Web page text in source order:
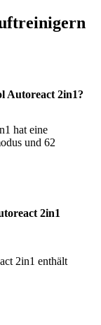
Autoreact 2in1?
hat eine
und 62
2in1
2in1 enthält